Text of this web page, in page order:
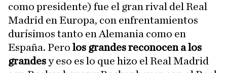
como presidente) fue el gran rival del Real
Madrid en Europa, con enfrentamientos
durísimos tanto en Alemania como en
España. Pero los grandes reconocen a los
grandesy eso es lo que hizo el Real Madrid